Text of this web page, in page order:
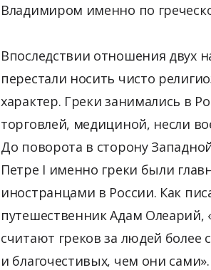
Владимиром именно по
Впоследствии отношения двух
перестали носить чисто
характер. Греки занимались в
торговлей, медициной, несли
До поворота в сторону
Петре I именно греки были
иностранцами в России. Как
путешественник Адам Олеарий,
считают греков за людей более
и благочестивых, чем они сами».